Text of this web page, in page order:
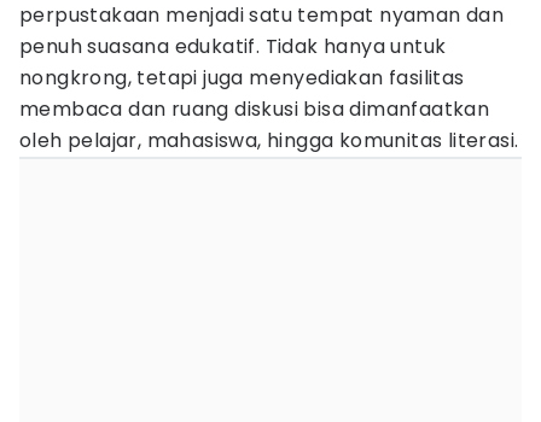
perpustakaan menjadi satu tempat nyaman dan
penuh suasana edukatif. Tidak hanya untuk
nongkrong, tetapi juga menyediakan fasilitas
membaca dan ruang diskusi bisa dimanfaatkan
oleh pelajar, mahasiswa, hingga komunitas literasi.